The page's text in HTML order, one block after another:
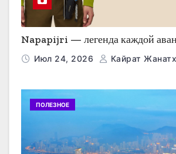
Napapijri — легенда каждой
Июл 24, 2026 Кайрат
ПОЛЕЗНОЕ